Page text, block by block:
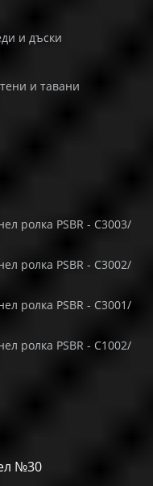
и дъски
и тавани
ролка PSBR - C3003/
ролка PSBR - C3002/
ролка PSBR - C3001/
ролка PSBR - C1002/
№30